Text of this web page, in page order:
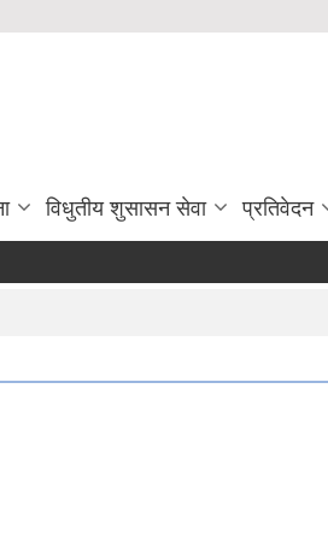
विधुतीय शुसासन सेवा प्रतिवेदन